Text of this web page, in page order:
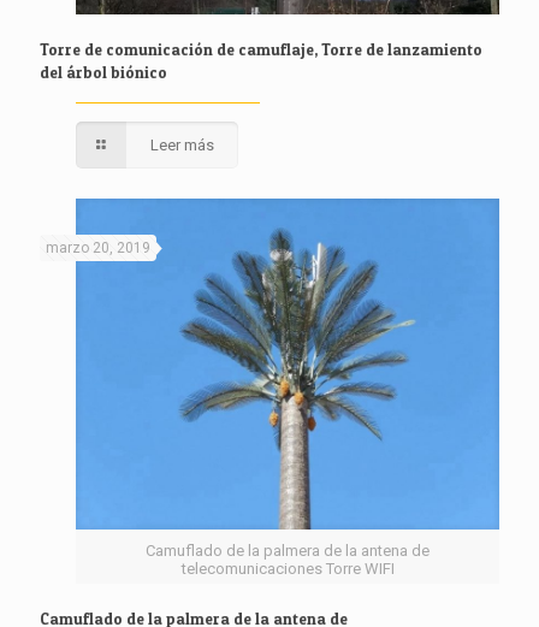
Torre de comunicación de camuflaje, Torre de lanzamiento
del árbol biónico
Leer más
Camuflado de la palmera de la antena de
telecomunicaciones Torre WIFI
marzo 20, 2019
Camuflado de la palmera de la antena de